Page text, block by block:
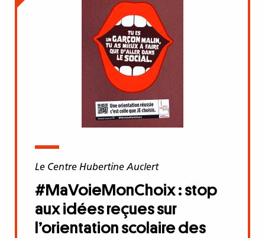
Le Centre Hubertine Auclert
#MaVoieMonChoix : stop
aux idées reçues sur
l’orientation scolaire des